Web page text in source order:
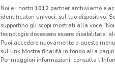
Noi e i nostri 1012partner archiviamo e
identificatori univoci, sul tuo dispositivo.
supportino gli scopi mostrati alla voce
tecnologie dovessero essere disabilitate,
Puoi accedere nuovamente a questo
sul link Mostra finalità in fondo alla
Per maggiori informazioni, consulta